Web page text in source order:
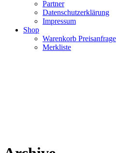
Partner
Datenschutzerklärung
Impressum
Shop
Warenkorb Preisanfrage
Merkliste